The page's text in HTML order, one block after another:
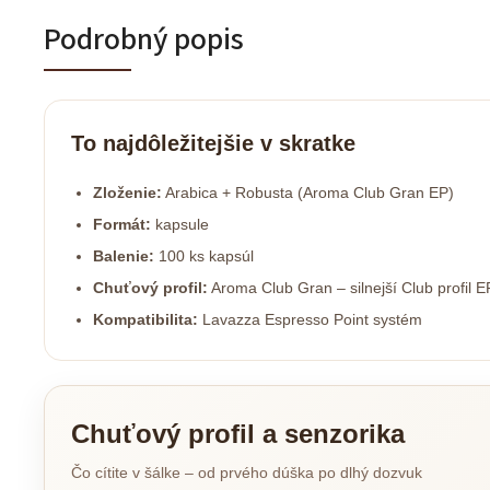
Podrobný popis
To najdôležitejšie v skratke
Zloženie: Arabica + Robusta (Aroma Club Gran EP)
Formát: kapsule
Balenie: 100 ks kapsúl
Chuťový profil: Aroma Club Gran – silnejší Club profil
Kompatibilita: Lavazza Espresso Point systém
Chuťový profil a senzorika
Čo cítite v šálke – od prvého dúška po dlhý dozvuk